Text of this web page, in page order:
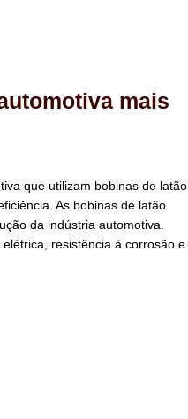
mais
que utilizam bobinas de latão
As bobinas de latão
da indústria automotiva.
resistência à corrosão e